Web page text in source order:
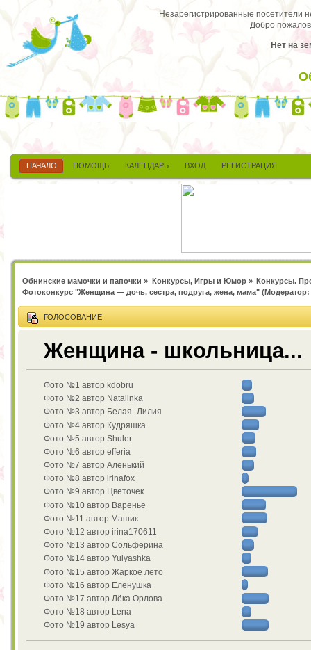
Незарегистрированные посетители
Добро
Нет на
НАЧАЛО ПОМОЩЬ КАЛЕНДАРЬ ВХОД РЕГИСТРАЦИЯ
Обнинские мамочки и папочки » Конкурсы, Игры и Юмор» Конкурсы.
Фотоконкурс "Женщина — дочь, сестра, подруга, жена, мама"
ГОЛОСОВАНИЕ
Женщина - школьница...
Фото №1 автор kdobru
Фото №2 автор Natalinka
Фото №3 автор Белая_Лилия
Фото №4 автор Кудряшка
Фото №5 автор Shuler
Фото №6 автор efferia
Фото №7 автор Аленький
Фото №8 автор irinafox
Фото №9 автор Цветочек
Фото №10 автор Варенье
Фото №11 автор Машик
Фото №12 автор irina170611
Фото №13 автор Сольферина
Фото №14 автор Yulyashka
Фото №15 автор Жаркое лето
Фото №16 автор Еленушка
Фото №17 автор Лёка Орлова
Фото №18 автор Lena
Фото №19 автор Lesya